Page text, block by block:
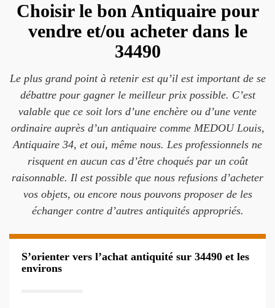
Choisir le bon Antiquaire pour
vendre et/ou acheter dans le
34490
Le plus grand point à retenir est qu’il est important de se
débattre pour gagner le meilleur prix possible. C’est
valable que ce soit lors d’une enchère ou d’une vente
ordinaire auprès d’un antiquaire comme MEDOU Louis,
Antiquaire 34, et oui, même nous. Les professionnels ne
risquent en aucun cas d’être choqués par un coût
raisonnable. Il est possible que nous refusions d’acheter
vos objets, ou encore nous pouvons proposer de les
échanger contre d’autres antiquités appropriés.
S’orienter vers l’achat antiquité sur 34490 et les
environs